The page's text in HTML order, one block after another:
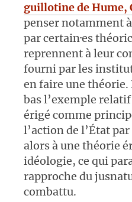
guillotine de Hume,
penser notamment
par certain·es
reprennent à leur
fourni par les
en faire une théorie.
bas l’exemple
érigé comme
l’action de l’État
alors à une théorie
idéologie, ce qui
rapproche du
combattu.